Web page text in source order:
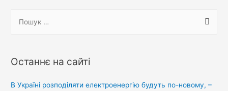
у
:
Останнє на сайті
В Україні розподіляти електроенергію будуть по-новому, –